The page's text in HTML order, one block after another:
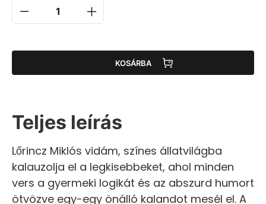
KOSÁRBA
Teljes leírás
Lőrincz Miklós vidám, színes állatvilágba
kalauzolja el a legkisebbeket, ahol minden
vers a gyermeki logikát és az abszurd humort
ötvözve egy-egy önálló kalandot mesél el. A